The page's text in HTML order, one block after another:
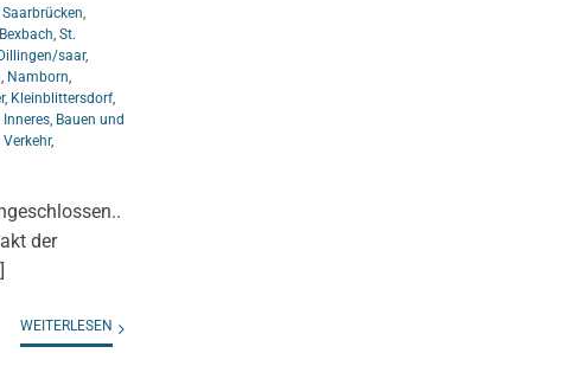
,
Bexbach, St.
Dillingen/saar,
, Namborn,
, Kleinblittersdorf,
Bauen und
,
der
WEITERLESEN